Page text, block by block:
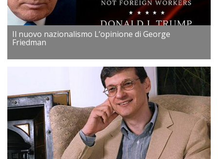
Il nuovo nazionalismo L’opinione di George
Friedman